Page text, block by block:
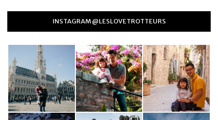
INSTAGRAM @LESLOVETROTTEURS